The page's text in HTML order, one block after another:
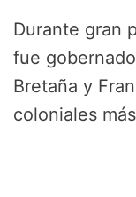
Durante gran
fue
Bretaña y
coloniales